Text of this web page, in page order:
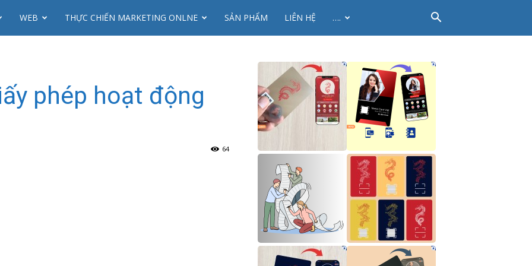
WEB THỰC CHIẾN MARKETING ONLNE SẢN PHẨM LIÊN HỆ ….
phép hoạt động
64